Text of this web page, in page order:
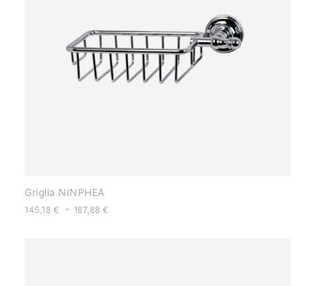
Griglia NINPHEA
145,18 € - 187,88€